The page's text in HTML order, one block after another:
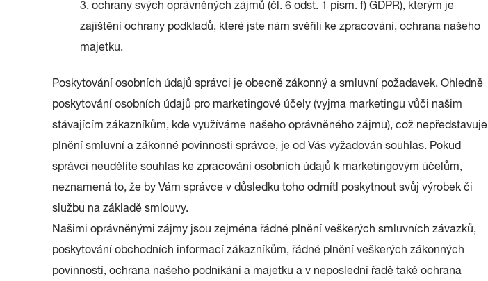
3. ochrany svých oprávněných zájmů (čl. 6 odst. 1 písm. f) GDPR), kterým je
zajištění ochrany podkladů, které jste nám svěřili ke zpracování, ochrana našeho
majetku.
Poskytování osobních údajů správci je obecně zákonný a smluvní požadavek. Ohledně
poskytování osobních údajů pro marketingové účely (vyjma marketingu vůči našim
stávajícím zákazníkům, kde využíváme našeho oprávněného zájmu), což nepředstavuje
plnění smluvní a zákonné povinnosti správce, je od Vás vyžadován souhlas. Pokud
správci neudělíte souhlas ke zpracování osobních údajů k marketingovým účelům,
neznamená to, že by Vám správce v důsledku toho odmítl poskytnout svůj výrobek či
službu na základě smlouvy.
Našimi oprávněnými zájmy jsou zejména řádné plnění veškerých smluvních závazků,
poskytování obchodních informací zákazníkům, řádné plnění veškerých zákonných
povinností, ochrana našeho podnikání a majetku a v neposlední řadě také ochrana